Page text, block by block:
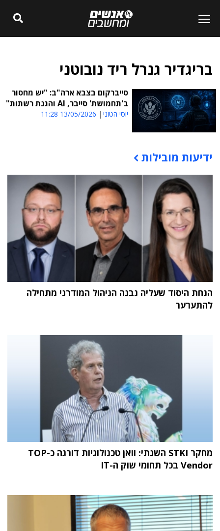
בריגדיר גנרל ריד נובוטני
סייברקום בצבא ארה"ב: "יש מחסור
ב'תחמושת' סייבר, AI והגנת רשתות"
יוסי הטוני 13/05/2026 11:28
תוכן פרסומי
ידיעות מובילות
הנחת היסוד שעליה נבנה הניהול המודרני מתחילה
להתערער
מחקר STKI השנתי: וואן טכנולוגיות דורגה כ-TOP
Vendor בכל תחומי שוק ה-IT